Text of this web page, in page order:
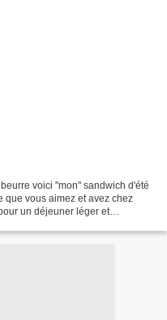
voici "mon" sandwich d'été
que vous aimez et avez chez
un déjeuner léger et